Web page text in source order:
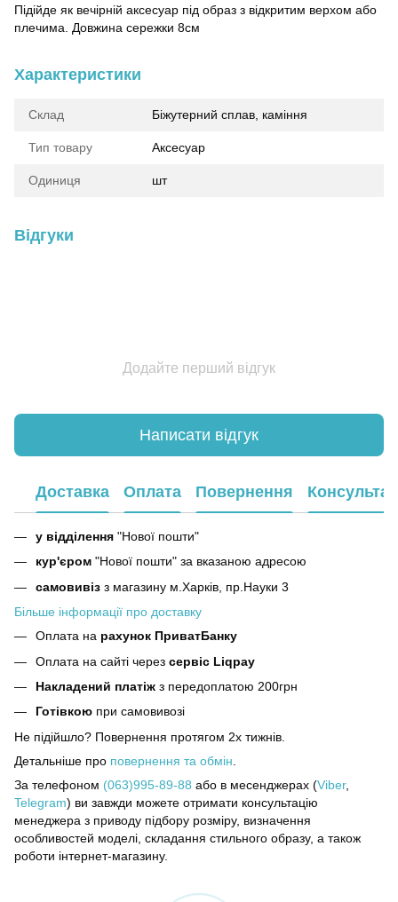
Підійде як вечірній аксесуар під образ з відкритим верхом або
плечима. Довжина сережки 8см
Характеристики
Склад Біжутерний сплав, каміння
Тип товару Аксесуар
Одиниця шт
Відгуки
Додайте перший відгук
Написати відгук
Доставка Оплата Повернення
у відділення "Нової пошти"
кур'єром "Нової пошти" за вказаною адресою
самовивіз з магазину м.Харків, пр.Науки 3
Більше інформації про доставку
Оплата на рахунок ПриватБанку
Оплата на сайті через сервіс Liqpay
Накладений платіж з передоплатою 200грн
Готівкою при самовивозі
Не підійшло? Повернення протягом 2х тижнів.
Детальніше про повернення та обмін
За телефоном (063)995-89-88 або в месенджерах (Viber,
Telegram) ви завжди можете отримати консультацію
менеджера з приводу підбору розміру, визначення
особливостей моделі, складання стильного образу, а також
роботи інтернет-магазину.